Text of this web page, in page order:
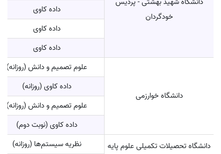
خودگردان
داده کاوی
داده کاوی
داده کاوی
دانشگاه خوارزمی
علوم تصمیم و دانش (روزانه)
داده کاوی (روزانه)
علوم تصمیم و دانش (روزانه)
داده کاوی (نوبت دوم)
دانشگاه تحصیلات تکمیلی علوم پایه
نظریه سیستم‌ها (روزانه)